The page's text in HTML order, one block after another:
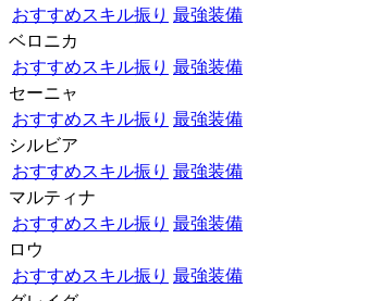
おすすめスキル振り 最強装備
ベロニカ
おすすめスキル振り 最強装備
セーニャ
おすすめスキル振り 最強装備
シルビア
おすすめスキル振り 最強装備
マルティナ
おすすめスキル振り 最強装備
ロウ
おすすめスキル振り 最強装備